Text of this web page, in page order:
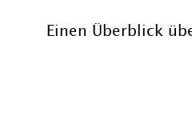
Einen Überblick